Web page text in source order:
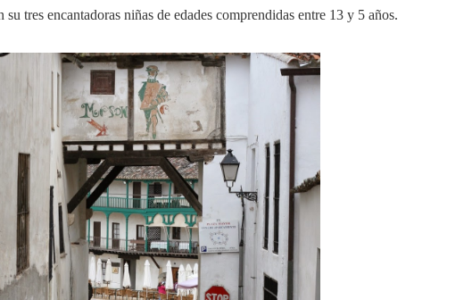
su tres encantadoras niñas de edades comprendidas entre 13 y 5 años.